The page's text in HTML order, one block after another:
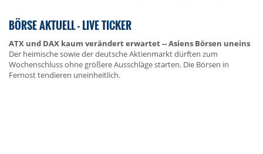
BÖRSE AKTUELL - LIVE TICKER
ATX und DAX kaum verändert erwartet -- Asiens Börsen uneins
Der heimische sowie der deutsche Aktienmarkt dürften zum
Wochenschluss ohne größere Ausschläge starten. Die Börsen in
Fernost tendieren uneinheitlich.